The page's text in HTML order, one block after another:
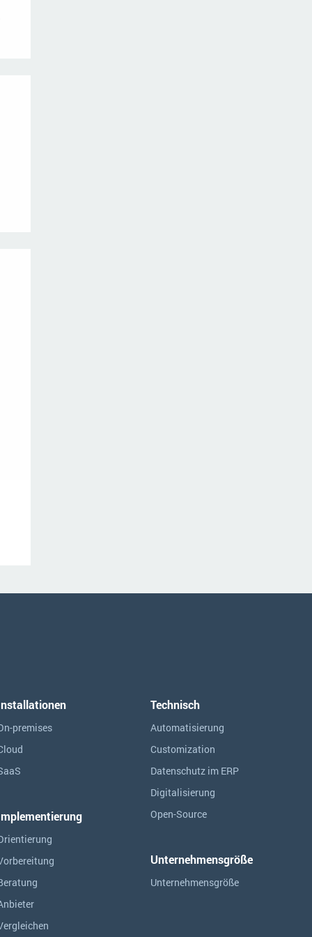
premises
Technisch
Automatisierung
Customization
Datenschutz im ERP
Digitalisierung
Open-Source
Unternehmensgröße
Unternehmensgröße